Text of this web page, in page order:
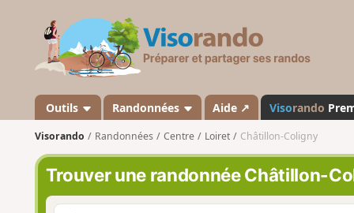
s
a
n
d
o
Outils Randonnées Aide ↗ Visorando
Visorando Randonnées Centre Loiret Châtillon-Coligny
Trouver une randonnée Châtillon-